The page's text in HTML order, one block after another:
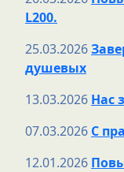
L200.
25.03.2026
душевых
13.03.2026 Нас
07.03.2026 С
12.01.2026